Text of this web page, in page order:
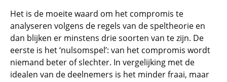
Het is de moeite waard om het compromis te
analyseren volgens de regels van de speltheorie en
dan blijken er minstens drie soorten van te zijn. De
eerste is het ‘nulsomspel’: van het compromis wordt
niemand beter of slechter. In vergelijking met de
idealen van de deelnemers is het minder fraai, maar